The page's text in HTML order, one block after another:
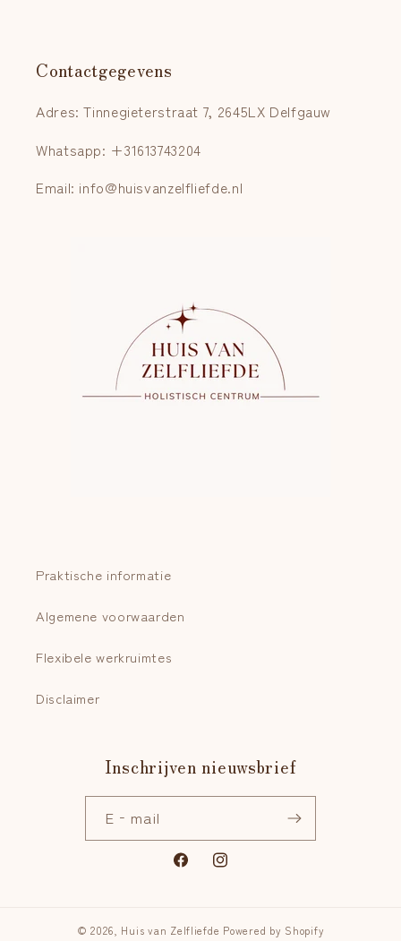
Contactgegevens
Adres: Tinnegieterstraat 7, 2645LX Delfgauw
Whatsapp: +31613743204
Email: info@huisvanzelfliefde.nl
Praktische informatie
Algemene voorwaarden
Flexibele werkruimtes
Disclaimer
Inschrijven nieuwsbrief
E‑mail
FacebookInstagram
© 2026, Huis van Zelfliefde Powered by Shopify